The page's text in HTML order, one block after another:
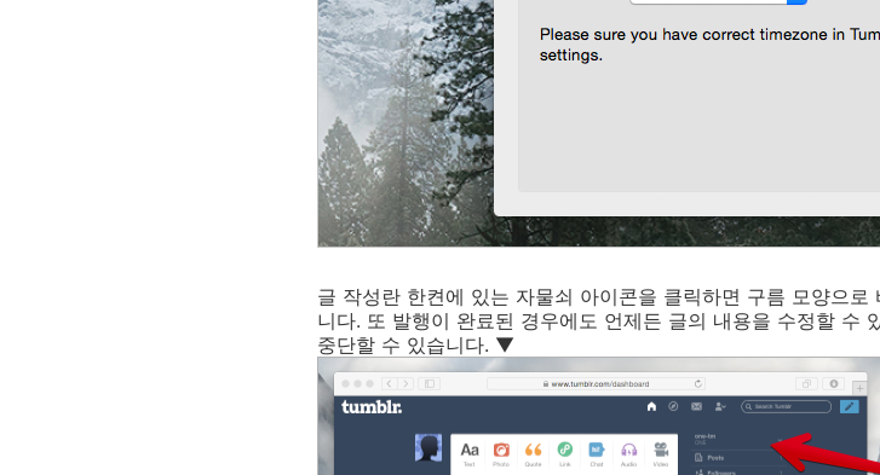
글 작성란 한켠에 있는 자물쇠 아이콘을 클릭하면 구름 모양으
니다. 또 발행이 완료된 경우에도 언제든 글의 내용을 수정할 수
중단할 수 있습니다. ▼